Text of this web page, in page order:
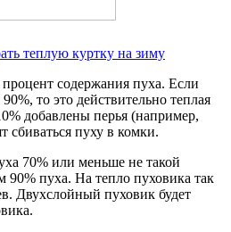
теплую куртку на зиму
содержания пуха. Если
то это действительно теплая
добавлены перья (например,
сбиваться пуху в комки.
70% или меньше не такой
90% пуха. На тепло пуховика так
Двухслойный пуховик будет